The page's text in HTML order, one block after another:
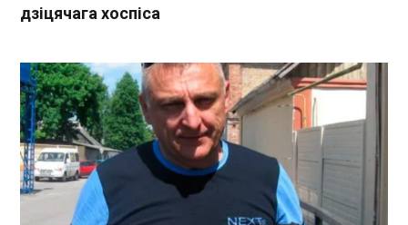
дзіцячага хоспіса